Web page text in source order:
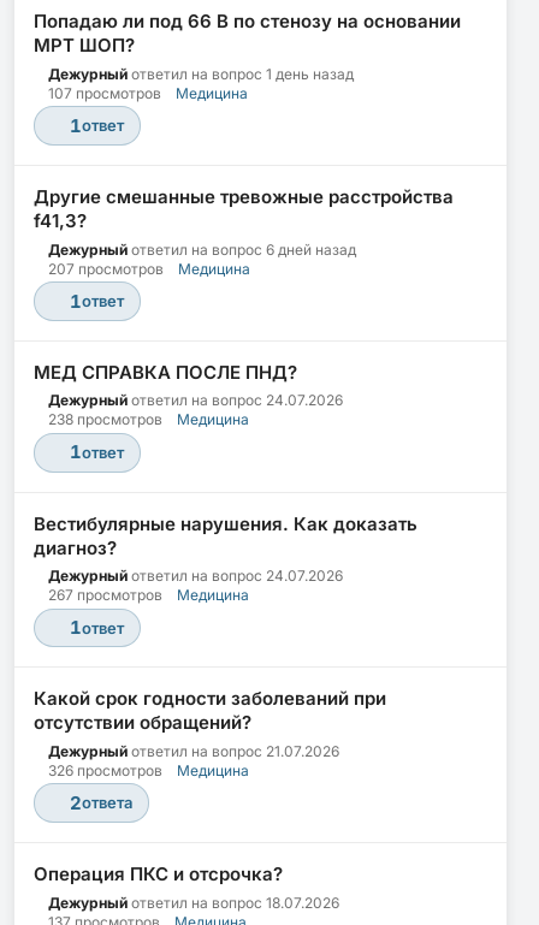
Попадаю ли под 66 В по стенозу на основании
МРТ ШОП?
Дежурный ответил на вопрос 1 день назад
107 просмотров
Медицина
1ответ
Другие смешанные тревожные расстройства
f41,3?
Дежурный ответил на вопрос 6 дней назад
207 просмотров
Медицина
1ответ
МЕД СПРАВКА ПОСЛЕ ПНД?
Дежурный ответил на вопрос 24.07.2026
238 просмотров
Медицина
1ответ
Вестибулярные нарушения. Как доказать
диагноз?
Дежурный ответил на вопрос 24.07.2026
267 просмотров
Медицина
1ответ
Какой срок годности заболеваний при
отсутствии обращений?
Дежурный ответил на вопрос 21.07.2026
326 просмотров
Медицина
2ответа
Операция ПКС и отсрочка?
Дежурный ответил на вопрос 18.07.2026